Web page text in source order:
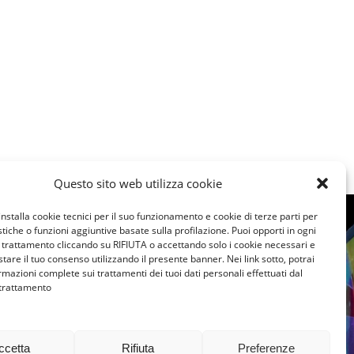
Questo sito web utilizza cookie
cookie tecnici per il suo funzionamento e cookie di terze parti per
o funzioni aggiuntive basate sulla profilazione. Puoi opporti in ogni
cliccando su RIFIUTA o accettando solo i cookie necessari e
il tuo consenso utilizzando il presente banner. Nei link sotto, potrai
complete sui trattamenti dei tuoi dati personali effettuati dal
Rifiuta Preferenze
PIEMONTE VALLE D’AOSTA
PERCORSO DI
ORIENTAMENTO
PIEMONTE
NON